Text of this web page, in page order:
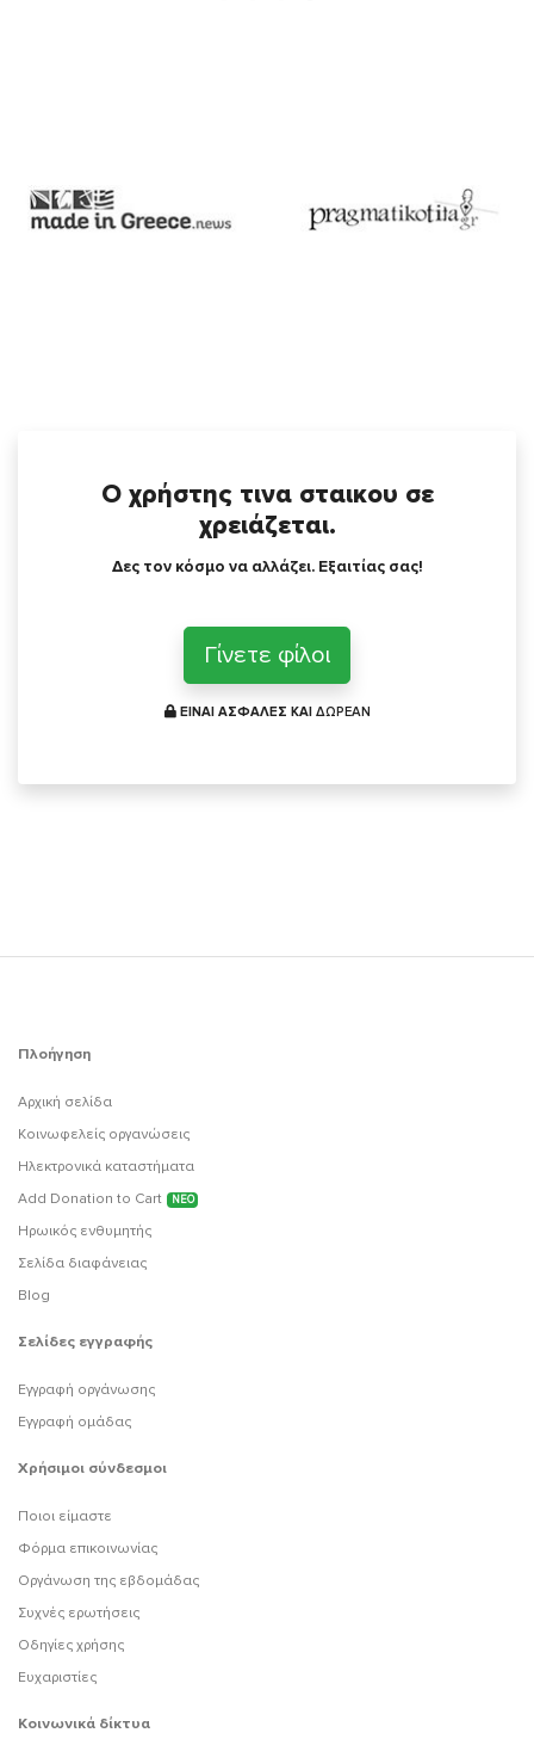
Ο χρήστης τινα σταικου σε
χρειάζεται.
Δες τον κόσμο να αλλάζει. Εξαιτίας σας!
Γίνετε φίλοι
ΕΙΝΑΙ ΑΣΦΑΛΕΣ ΚΑΙ ΔΩΡΕΑΝ
Πλοήγηση
Αρχική σελίδα
Κοινωφελείς οργανώσεις
Ηλεκτρονικά καταστήματα
Add Donation to Cart
ΝΕΟ
Ηρωικός ενθυμητής
Σελίδα διαφάνειας
Blog
Σελίδες εγγραφής
Εγγραφή οργάνωσης
Εγγραφή ομάδας
Χρήσιμοι σύνδεσμοι
Ποιοι είμαστε
Φόρμα επικοινωνίας
Οργάνωση της εβδομάδας
Συχνές ερωτήσεις
Οδηγίες χρήσης
Ευχαριστίες
Κοινωνικά δίκτυα